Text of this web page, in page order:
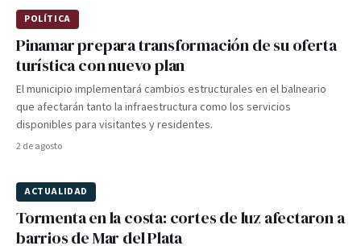
POLÍTICA
Pinamar prepara transformación de su oferta
turística con nuevo plan
El municipio implementará cambios estructurales en el balneario
que afectarán tanto la infraestructura como los servicios
disponibles para visitantes y residentes.
2 de agosto
ACTUALIDAD
Tormenta en la costa: cortes de luz afectaron a
barrios de Mar del Plata